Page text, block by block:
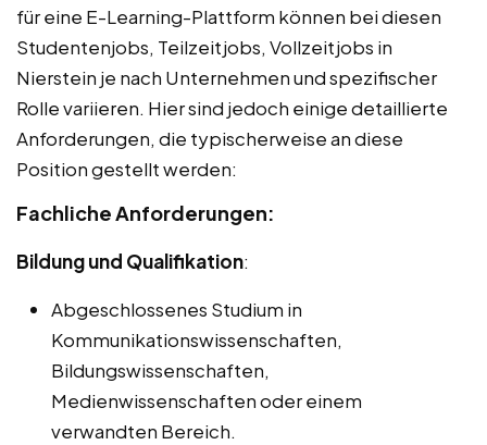
für eine E-Learning-Plattform können bei diesen
Studentenjobs, Teilzeitjobs, Vollzeitjobs in
Nierstein je nach Unternehmen und spezifischer
Rolle variieren. Hier sind jedoch einige detaillierte
Anforderungen, die typischerweise an diese
Position gestellt werden:
Fachliche Anforderungen:
Bildung und Qualifikation:
Abgeschlossenes Studium in
Kommunikationswissenschaften,
Bildungswissenschaften,
Medienwissenschaften oder einem
verwandten Bereich.